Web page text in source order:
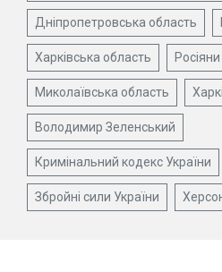
Дніпропетровська область
Харківська область Росіяни
Миколаївська область
Володимир Зеленський
Кримінальний кодекс України
Збройні сили України